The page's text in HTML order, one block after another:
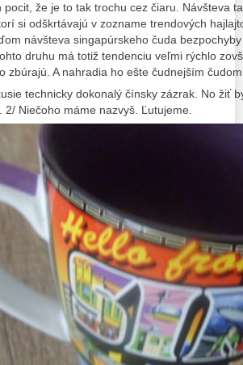
pocit, že je to tak trochu cez čiaru. Návšteva
si odškrtávajú v zozname trendových
návšteva singapúrskeho čuda
druhu má totiž tendenciu veľmi rýchlo
zbúrajú. A nahradia ho ešte čudnejším
technicky dokonalý čínsky zázrak. No žiť
2/ Niečoho máme nazvyš. Ľutujeme.